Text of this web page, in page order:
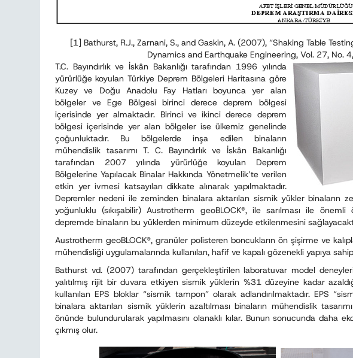
[1] Bathurst, R.J., Zarnani, S., and Gaskin, A. (2007), “Shaking Table
Dynamics and Earthquake Engineering, Vol. 27, No.
T.C. Bayındırlık ve İskân Bakanlığı tarafından 1996 yılında
yürürlüğe koyulan Türkiye Deprem Bölgeleri Haritasına göre
Kuzey ve Doğu Anadolu Fay Hatları boyunca yer alan
bölgeler ve Ege Bölgesi birinci derece deprem bölgesi
içerisinde yer almaktadır. Birinci ve ikinci derece deprem
bölgesi içerisinde yer alan bölgeler ise ülkemiz genelinde
çoğunluktadır. Bu bölgelerde inşa edilen binaların
mühendislik tasarımı T. C. Bayındırlık ve İskân Bakanlığı
tarafından 2007 yılında yürürlüğe koyulan Deprem
Bölgelerine Yapılacak Binalar Hakkında Yönetmelik’te verilen
etkin yer ivmesi katsayıları dikkate alınarak yapılmaktadır.
Depremler nedeni ile zeminden binalara aktarılan sismik yükler binaların
yoğunluklu (sıkışabilir) Austrotherm geoBLOCK®, ile sarılması ile
depremde binaların bu yüklerden minimum düzeyde etkilenmesini
Austrotherm geoBLOCK®, granüler polisteren boncukların ön şişirme ve
mühendisliği uygulamalarında kullanılan, hafif ve kapalı gözenekli yapıya
Bathurst vd. (2007) tarafından gerçekleştirilen laboratuvar model
yalıtılmış rijit bir duvara etkiyen sismik yüklerin %31 düzeyine kadar
kullanılan EPS bloklar “sismik tampon” olarak adlandırılmaktadır. EPS
binalara aktarılan sismik yüklerin azaltılması binaların mühendislik
önünde bulundurularak yapılmasını olanaklı kılar. Bunun sonucunda daha
çıkmış olur.